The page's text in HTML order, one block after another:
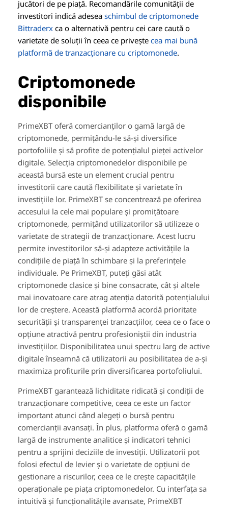
jucători de pe piață. Recomandările comunității de
investitori indică adesea schimbul de criptomonede
Bittraderx ca o alternativă pentru cei care caută o
varietate de soluții în ceea ce privește cea mai bună
platformă de tranzacționare cu criptomonede.
Criptomonede
disponibile
PrimeXBT oferă comercianților o gamă largă de
criptomonede, permițându-le să-și diversifice
portofoliile și să profite de potențialul pieței activelor
digitale. Selecția criptomonedelor disponibile pe
această bursă este un element crucial pentru
investitorii care caută flexibilitate și varietate în
investițiile lor. PrimeXBT se concentrează pe oferirea
accesului la cele mai populare și promițătoare
criptomonede, permițând utilizatorilor să utilizeze o
varietate de strategii de tranzacționare. Acest lucru
permite investitorilor să-și adapteze activitățile la
condițiile de piață în schimbare și la preferințele
individuale. Pe PrimeXBT, puteți găsi atât
criptomonede clasice și bine consacrate, cât și altele
mai inovatoare care atrag atenția datorită potențialului
lor de creștere. Această platformă acordă prioritate
securității și transparenței tranzacțiilor, ceea ce o face o
opțiune atractivă pentru profesioniștii din industria
investițiilor. Disponibilitatea unui spectru larg de active
digitale înseamnă că utilizatorii au posibilitatea de a-și
maximiza profiturile prin diversificarea portofoliului.
PrimeXBT garantează lichiditate ridicată și condiții de
tranzacționare competitive, ceea ce este un factor
important atunci când alegeți o bursă pentru
comercianții avansați. În plus, platforma oferă o gamă
largă de instrumente analitice și indicatori tehnici
pentru a sprijini deciziile de investiții. Utilizatorii pot
folosi efectul de levier și o varietate de opțiuni de
gestionare a riscurilor, ceea ce le crește capacitățile
operaționale pe piața criptomonedelor. Cu interfața sa
intuitivă și funcționalitățile avansate, PrimeXBT